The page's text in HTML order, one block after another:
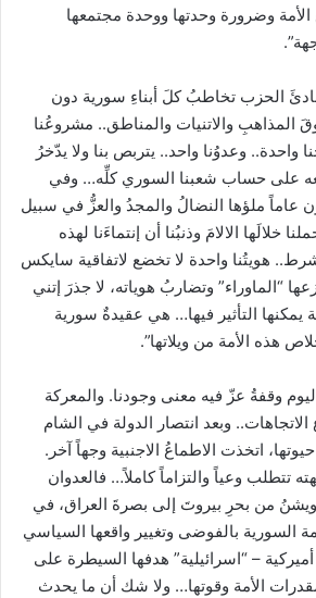
وضرورة وحدتها ووحدة مجتمعها
الحزب تخاطبُ كلَ أبناءِ سورية دون
المذاهبِ والاتنيات والمناطق.. مشروعُنا
واحدة.. وعدوُنا واحد.. يتربص بنا ولا يدّخرُ
على حساب شعبنا السوري كلِّه… وفي
عاماً ملؤها النضالُ والمجدُ والعزُّ في سبيل
خلالَها الالامَ وذنبُنا أن إنتماءَنا لهذه
هويتُنا واحدة لا تخضع لاتفاقية سايكس
“الماوراء” وتضاربُ هوياته، لا جذرَ إتني
يمكنها التأثير فيها… هي عقيدةٌ سورية
هذه الأمة من ويلاتها”.
وقفةُ عزّ فيه معنى وجودنا. والمعركة
وبعد انتصار الدولة في الشام
اتخذت الاطماعُ الاجنبية وجهاً آخر.
تتطلب وعياً والتزاماً كاملاً… فالعدوان
ويشنُ من بحرِ بيروتَ إلى بصرةَ العراق، في
السورية بالفوضى وتغيير واقعها السياسي
– “اسرائيلية” هدفها السيطرة على
الأمة وقوتها… ولا شك أن ما يحدث